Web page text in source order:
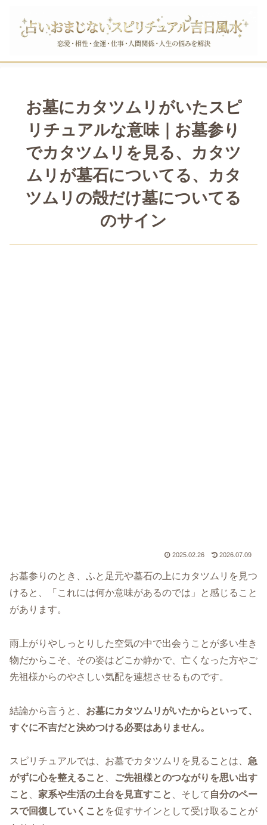
お墓にカタツムリがいたスピ
リチュアルな意味｜お墓参り
でカタツムリを見る、カタツ
ムリが墓石についてる、カタ
ツムリの殻だけ墓についてる
のサイン
2025.02.26 2026.07.09
お墓参りのとき、ふと足元や墓石の上にカタツムリを見つ
けると、「これには何か意味があるのでは」と感じること
があります。
雨上がりやしっとりした空気の中で出会うことが多い生き
物だからこそ、その姿はどこか静かで、亡くなった方やご
先祖様からのやさしい気配を連想させるものです。
結論から言うと、 お墓にカタツムリがいたからといって、
すぐに不吉だと決めつける必要はありません。
スピリチュアルでは、お墓でカタツムリを見ることは、 急
がずに心を整えること
ご先祖様とのつながりを思い出す
こと
家系や生活の土台を見直すこと 、そして 自分のペー
スで回復していくこと を促すサインとして受け取ることが